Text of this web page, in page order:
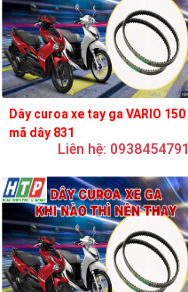
Dây curoa xe tay ga VARIO 150
mã dây 831
Liên hệ: 0938454791